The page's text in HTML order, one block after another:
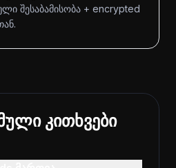
შესაბამისობა + encrypted
კითხვები